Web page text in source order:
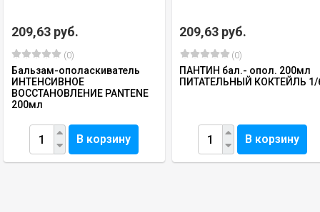
209,63 руб.
(0)
Бальзам-ополаскиватель
ИНТЕНСИВНОЕ
ВОССТАНОВЛЕНИЕ PANTENE
200мл
В корзину
209,63 руб.
(0)
ПАНТИН бал.- опол. 200мл
ПИТАТЕЛЬНЫЙ КОКТЕЙЛЬ 1/
В корзину